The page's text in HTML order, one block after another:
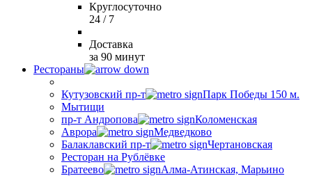
Круглосуточно
24 / 7
Доставка
за 90 минут
Рестораны
Кутузовский пр-т
Парк Победы 150 м.
Мытищи
пр-т Андропова
Коломенская
Аврора
Медведково
Балаклавский пр-т
Чертановская
Ресторан на Рублёвке
Братеево
Алма-Атинская, Марьино